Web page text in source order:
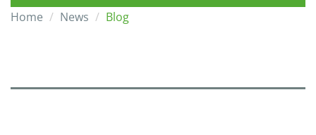
Home News Blog